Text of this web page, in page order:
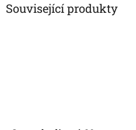
Související produkty